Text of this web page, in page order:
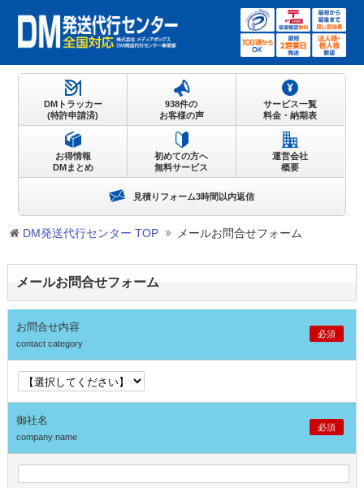
DM発送代行センター TOP メールお問合せフォーム
メールお問合せフォーム
お問合せ内容
必須
contact category
御社名
必須
company name
DMトラッカー
(特許申請済)
938件の
お客様の声
サービス一覧
料金・納期表
お得情報
DMまとめ
初めての方へ
無料サービス
運営会社
概要
見積りフォーム3時間以内返信